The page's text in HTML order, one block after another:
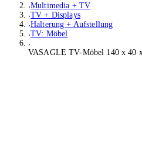
Multimedia + TV
TV + Displays
Halterung + Aufstellung
TV: Möbel
VASAGLE TV-Möbel 140 x 40